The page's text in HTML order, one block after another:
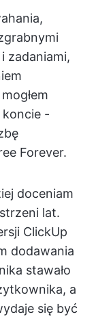
zadaniami,
-
Forever.
doceniam
lat.
ClickUp
dodawania
stawało
a
się być